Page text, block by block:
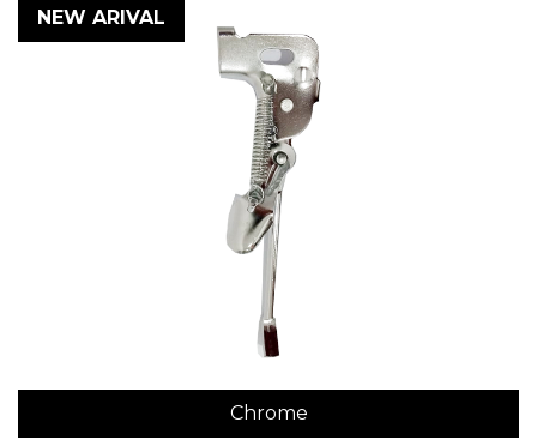
Chrome
NEW ARIVAL